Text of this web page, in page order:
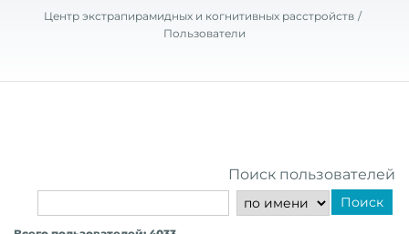
Центр экстрапирамидных и когнитивных расстройств
Пользователи
Поиск пользователей
Поиск